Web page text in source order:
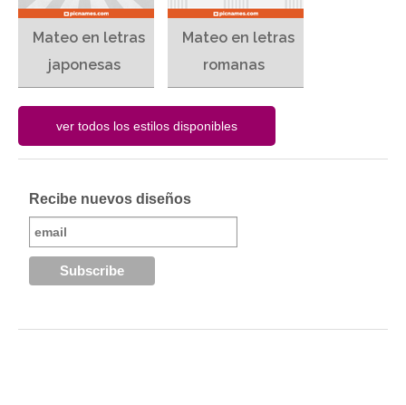
Mateo en letras
japonesas
Mateo en letras
romanas
Recibe nuevos diseños